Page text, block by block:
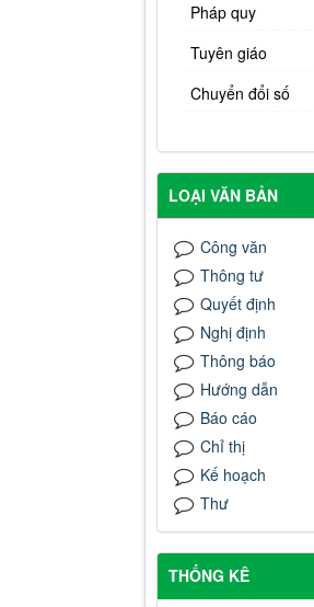
Pháp quy
Tuyên giáo
Chuyển đổi số
LOẠI VĂN BẢN
Công văn
Thông tư
Quyết định
Nghị định
Thông báo
Hướng dẫn
Báo cáo
Chỉ thị
Kế hoạch
Thư
THỐNG KÊ